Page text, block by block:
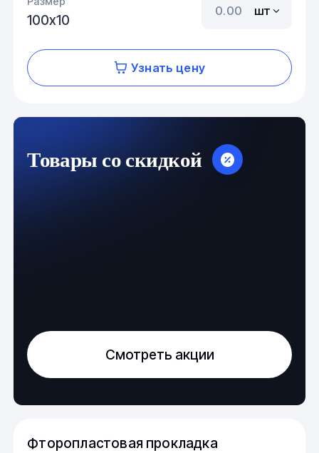
100х10
шт
Узнать цену
Товары со скидкой
Смотреть акции
Фторопластовая прокладка